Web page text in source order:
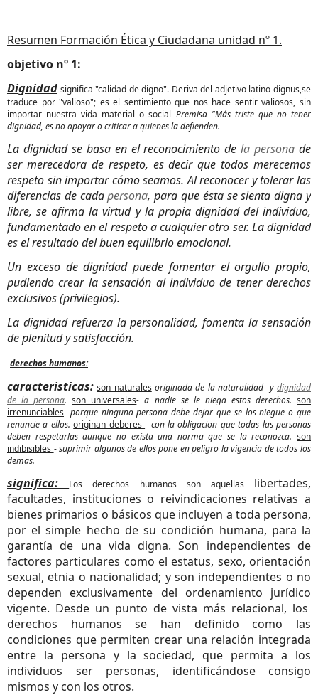
Resumen Formación Ética y Ciudadana unidad nº 1.
objetivo nº 1:
Dignidad significa "calidad de digno". Deriva del adjetivo latino dignus,se
traduce por "valioso"; es el sentimiento que nos hace sentir valiosos, sin
importar nuestra vida material o social Premisa "Más triste que no tener
dignidad, es no apoyar o criticar a quienes la defienden.
La dignidad se basa en el reconocimiento dela persona de
ser merecedora de respeto, es decir que todos merecemos
respeto sin importar cómo seamos. Al reconocer y tolerar las
diferencias de cadapersona, para que ésta se sienta digna y
libre, se afirma la virtud y la propia dignidad del individuo,
fundamentado en el respeto a cualquier otro ser. La dignidad
es el resultado del buen equilibrio emocional.
Un exceso de dignidad puede fomentar el orgullo propio,
pudiendo crear la sensación al individuo de tener derechos
exclusivos (privilegios).
La dignidad refuerza la personalidad, fomenta la sensación
de plenitud y satisfacción.
derechos humanos:
caracteristicas: son naturales-originada de la naturalidad y dignidad
de la persona.son universales- a nadie se le niega estos derechos.son
irrenunciables- porque ninguna persona debe dejar que se los niegue o que
renuncie a ellos.originan deberes- con la obligacion que todas las personas
deben respetarlas aunque no exista una norma que se la reconozca. son
indibisibles -suprimir algunos de ellos pone en peligro la vigencia de todos los
demas.
significa: Los derechos humanos son aquellas libertades,
facultades, instituciones o reivindicaciones relativas a
bienes primarios o básicos que incluyen a toda persona,
por el simple hecho de su condición humana, para la
garantía de una vida digna. Son independientes de
factores particulares como el estatus, sexo, orientación
sexual, etnia o nacionalidad; y son independientes o no
dependen exclusivamente del ordenamiento jurídico
vigente. Desde un punto de vista más relacional, los
derechos humanos se han definido como las
condiciones que permiten crear una relación integrada
entre la persona y lasociedad, que permita a los
individuos ser personas, identificándose consigo
mismos y con los otros.